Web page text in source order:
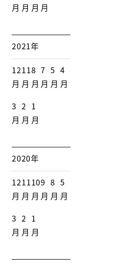
月 月 月 月
2021年
12
月
11
月
8
月
7
月
5
月
4
月
3
月
2
月
1
月
2020年
12
月
11
月
10
月
9
月
8
月
5
月
3
月
2
月
1
月